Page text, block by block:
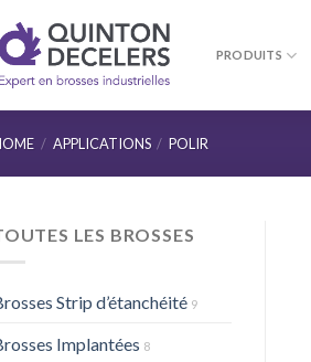
PRODUITS
/ APPLICATIONS / POLIR
LES BROSSES
Strip d’étanchéité 9
Implantées 8